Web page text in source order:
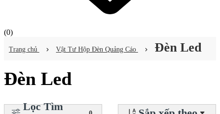
(0)
Trang chủ Vật Tư Hộp Đèn Quảng Cáo Đèn Led
Đèn Led
Lọc Tìm